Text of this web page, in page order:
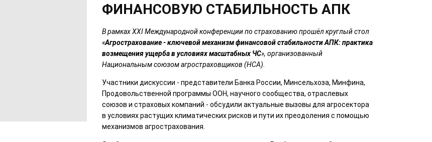
ФИНАНСОВУЮ СТАБИЛЬНОСТЬ АПК
В рамках XXI Международной конференции по страхованию прошёл круглый стол
«Агрострахование - ключевой механизм финансовой стабильности АПК: практика
возмещения ущерба в условиях масштабных ЧС», организованный
Национальным союзом агростраховщиков (НСА).
Участники дискуссии - представители Банка России, Минсельхоза, Минфина,
Продовольственной программы ООН, научного сообщества, отраслевых
союзов и страховых компаний - обсудили актуальные вызовы для агросектора
в условиях растущих климатических рисков и пути их преодоления с помощью
механизмов агрострахования.